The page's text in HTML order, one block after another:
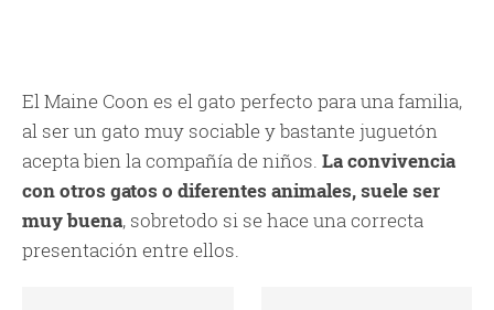
El Maine Coon es el gato perfecto para una familia,
al ser un gato muy sociable y bastante juguetón
acepta bien la compañía de niños. La convivencia
con otros gatos o diferentes animales, suele ser
muy buena, sobretodo si se hace una correcta
presentación entre ellos.